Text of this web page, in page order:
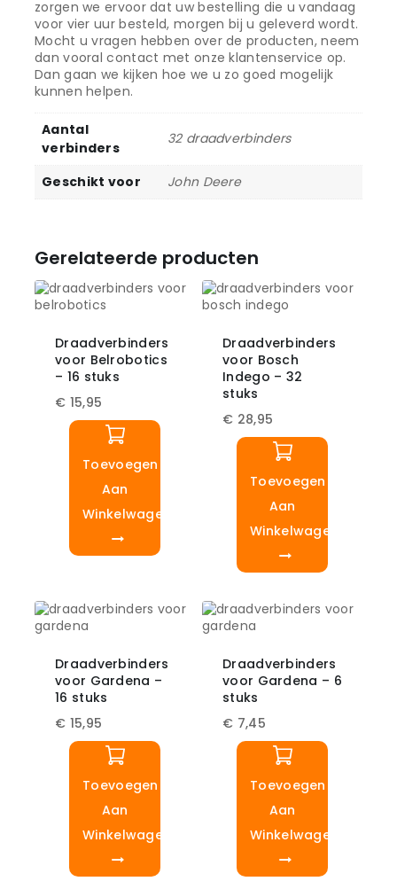
zorgen we ervoor dat uw bestelling die u vandaag
voor vier uur besteld, morgen bij u geleverd wordt.
Mocht u vragen hebben over de producten, neem
dan vooral contact met onze klantenservice op.
Dan gaan we kijken hoe we u zo goed mogelijk
kunnen helpen.
Aantal
verbinders
32 draadverbinders
Geschikt voor John Deere
Gerelateerde producten
Draadverbinders
voor Belrobotics
– 16 stuks
€ 15,95
Toevoegen
Aan
Winkelwagen
Draadverbinders
voor Bosch
Indego – 32
stuks
€ 28,95
Toevoegen
Aan
Winkelwagen
Draadverbinders
voor Gardena –
16 stuks
€ 15,95
Toevoegen
Aan
Winkelwagen
Draadverbinders
voor Gardena – 6
stuks
€ 7,45
Toevoegen
Aan
Winkelwagen